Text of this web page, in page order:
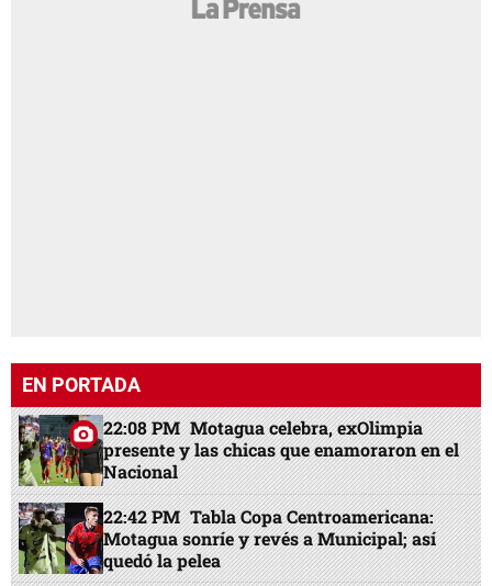
EN PORTADA
22:08 PM Motagua celebra, exOlimpia
presente y las chicas que enamoraron en el
Nacional
22:42 PM Tabla Copa Centroamericana:
Motagua sonríe y revés a Municipal; así
quedó la pelea